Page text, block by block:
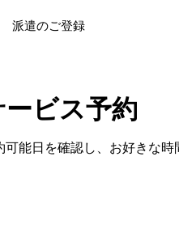
派遣のご登録
ビス予約
可能日を確認し、お好きな時